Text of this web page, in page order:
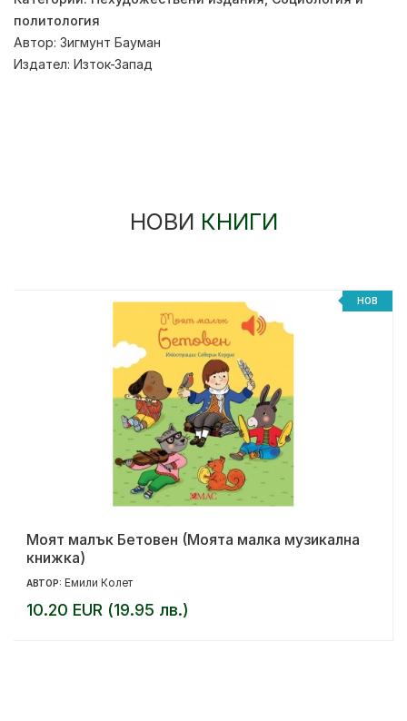
политология
Автор: Зигмунт Бауман
Издател: Изток-Запад
НОВИ КНИГИ
НОВ
Моят малък Бетовен (Моята малка музикална
книжка)
АВТОР: Емили Колет
10.20 EUR (19.95 лв.)